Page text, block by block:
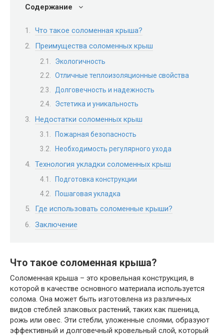
Содержание
Что такое соломенная крыша?
Преимущества соломенных крыш
Экологичность
Отличные теплоизоляционные свойства
Долговечность и надежность
Эстетика и уникальность
Недостатки соломенных крыш
Пожарная безопасность
Необходимость регулярного ухода
Технология укладки соломенных крыш
Подготовка конструкции
Пошаговая укладка
Где использовать соломенные крыши?
Заключение
Что такое соломенная крыша?
Соломенная крыша – это кровельная конструкция, в
которой в качестве основного материала используется
солома. Она может быть изготовлена из различных
видов стеблей злаковых растений, таких как пшеница,
рожь или овес. Эти стебли, уложенные слоями, образуют
эффективный и долговечный кровельный слой, который